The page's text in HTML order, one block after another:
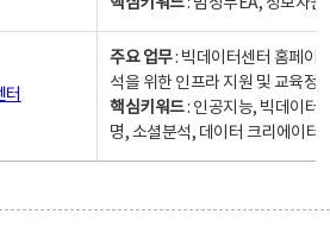
터
주요 업무: 빅데이터센터 홈페이
석을 위한 인프라 지원 및 교육정
핵심키워드: 인공지능, 빅데이터,
명, 소셜분석, 데이터 크리에이터